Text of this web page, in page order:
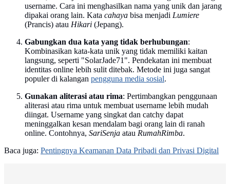
username. Cara ini menghasilkan nama yang unik dan jarang
dipakai orang lain. Kata cahaya bisa menjadi Lumiere
(Prancis) atau Hikari (Jepang).
Gabungkan dua kata yang tidak berhubungan:
Kombinasikan kata-kata unik yang tidak memiliki kaitan
langsung, seperti "SolarJade71". Pendekatan ini membuat
identitas online lebih sulit ditebak. Metode ini juga sangat
populer di kalangan pengguna media sosial.
Gunakan aliterasi atau rima: Pertimbangkan penggunaan
aliterasi atau rima untuk membuat username lebih mudah
diingat. Username yang singkat dan catchy dapat
meninggalkan kesan mendalam bagi orang lain di ranah
online. Contohnya, SariSenja atau RumahRimba.
Baca juga: Pentingnya Keamanan Data Pribadi dan Privasi Digital